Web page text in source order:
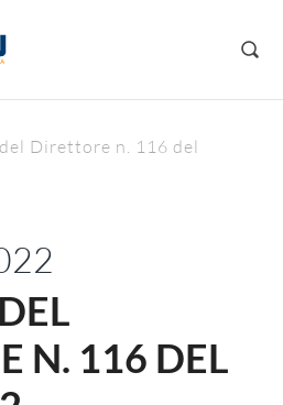
Direttore n. 116 del
N. 116 DEL